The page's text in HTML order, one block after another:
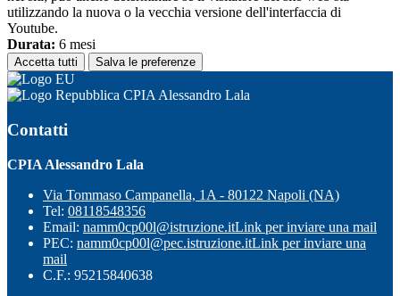
utilizzando la nuova o la vecchia versione dell'interfaccia di
Youtube.
Durata: 6 mesi
Accetta tutti Salva le preferenze
CPIA Alessandro Lala
Contatti
CPIA Alessandro Lala
Via Tommaso Campanella, 1A - 80122 Napoli (NA)
Tel: 08118548356
Email: namm0cp00l@istruzione.itLink per inviare una mail
PEC: namm0cp00l@pec.istruzione.itLink per inviare una
mail
C.F.: 95215840638